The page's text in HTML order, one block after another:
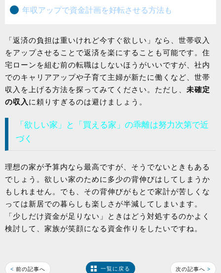
年収アップで資金計画を好転させる方法も
「返済の負担は重いけれど今すぐ欲しい」なら、世帯収入
をアップさせることで返済を楽にすることも可能です。住
宅ローンを組む前の転職はしないほうがいいですが、社内
でのキャリアアップや子育て主婦が新たに働くなど、世帯
収入を上げる方法を探ってみてください。ただし、 未確定
の収入 に頼りすぎるのは避けましょう。
「欲しい家」と「買える家」の乖離は努力次第で近
づく
理想の家が予算内なら最高ですが、そうでないときもある
でしょう。欲しい家のために多少の背伸びはしてしまうか
もしれません。でも、その背伸びがもとで家計が苦しくな
っては新居での暮らしも楽しさが半減してしまいます。
「少しだけ資金が足りない」ときはどう対処するのかよく
検討して、家族が笑顔になる資金作りをしたいですね。
< 前の記事へ 一覧に戻る 次の記事へ >